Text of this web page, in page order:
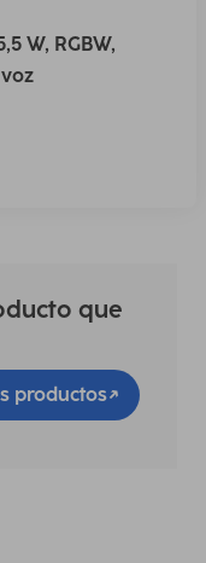
W, RGBW,
que
productos